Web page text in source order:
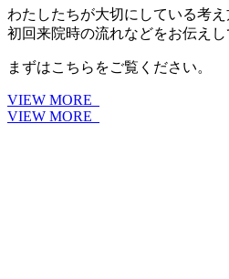
わたしたちが大切にしている考え
初回来院時の流れなどをお伝えし
まずはこちらをご覧ください。
VIEW MORE
VIEW MORE